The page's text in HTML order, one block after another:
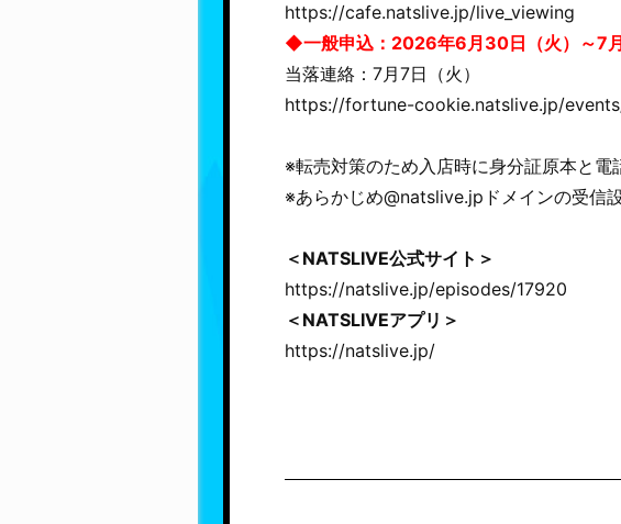
https://cafe.natslive.jp/live_viewing
◆一般申込：2026年6月30日（火）～7
当落連絡：7月7日（火）
https://fortune-cookie.natslive.jp/
※転売対策のため入店時に身分証原本と
※あらかじめ@natslive.jpドメインの受信
＜NATSLIVE公式サイト＞
https://natslive.jp/episodes/17920
＜NATSLIVEアプリ＞
https://natslive.jp/